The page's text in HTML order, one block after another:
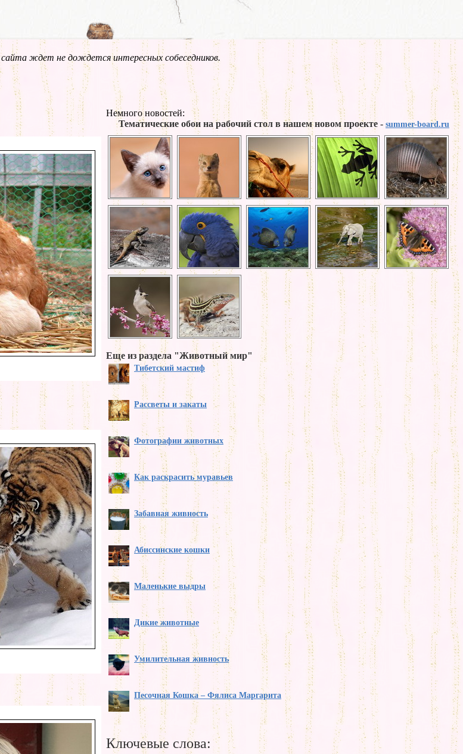
сайта ждет не дождется интересных собеседников.
Немного новостей:
Тематические обои на рабочий стол в нашем новом проекте - summer-board.ru
Еще из раздела "Животный мир"
Тибетский мастиф
Рассветы и закаты
Фотографии животных
Как раскрасить муравьев
Забавная живность
Абиссинские кошки
Маленькие выдры
Дикие животные
Умилительная живность
Песочная Кошка – Фялиса Маргарита
Ключевые слова: